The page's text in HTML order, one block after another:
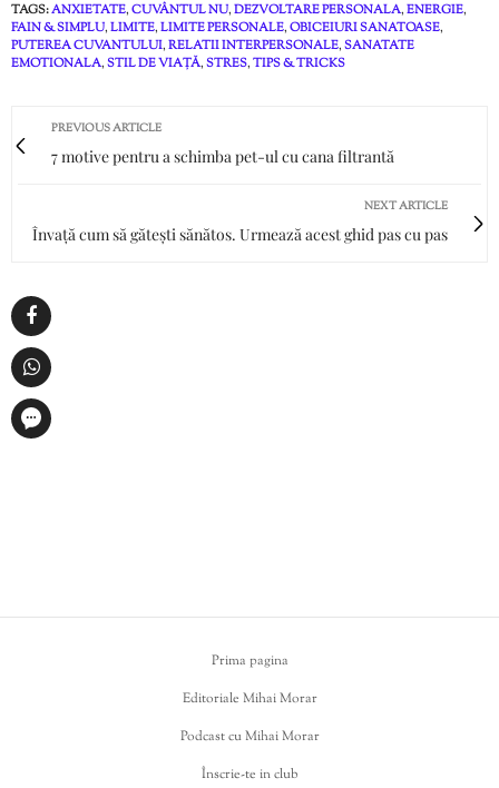
TAGS:ANXIETATE,CUVÂNTUL NU,DEZVOLTARE PERSONALA,ENERGIE,
FAIN & SIMPLU,LIMITE,LIMITE PERSONALE,OBICEIURI SANATOASE,
PUTEREA CUVANTULUI,RELATII INTERPERSONALE,SANATATE
EMOTIONALA,STIL DE VIAȚĂ,STRES,TIPS & TRICKS
PREVIOUS ARTICLE
7 motive pentru a schimba pet-ul cu cana filtrantă
NEXT ARTICLE
Învață cum să gătești sănătos. Urmează acest ghid pas cu pas
Prima pagina
Editoriale Mihai Morar
Podcast cu Mihai Morar
Înscrie-te in club